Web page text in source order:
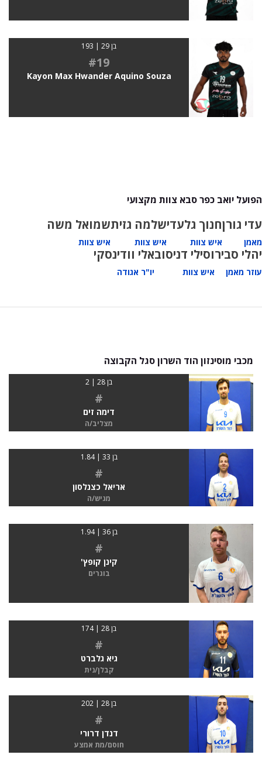
בן 29 | 193
#19
Kayon Max Hwander Aquino Souza
הפועל יואב כפר סבא צוות מקצועי
עדי גורן
מאמן
חנוך גלעדי
איש צוות
שלמה גזית
איש צוות
שמואל משה
איש צוות
יהלי סביר
עוזר מאמן
וסילי דניסוב
איש צוות
אלי וודינסקי
יו"ר אגודה
מכבי מוסינזון הוד השרון סגל הקבוצה
בן 28 | 2
#
דימה זים
מצליב/ה
בן 33 | 1.84
#
אריאל כצנלסון
מגיש/ה
בן 36 | 1.94
#
קינן קופץ'
בוגרים
בן 28 | 174
#
גיא גלברט
קבלן/נית
בן 28 | 202
#
דנדן דרורי
חוסם/מת אמצע